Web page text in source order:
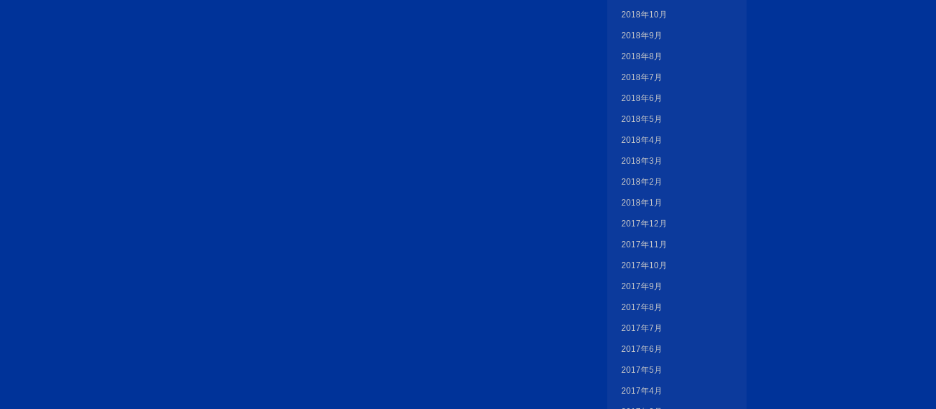
2018年10月
2018年9月
2018年8月
2018年7月
2018年6月
2018年5月
2018年4月
2018年3月
2018年2月
2018年1月
2017年12月
2017年11月
2017年10月
2017年9月
2017年8月
2017年7月
2017年6月
2017年5月
2017年4月